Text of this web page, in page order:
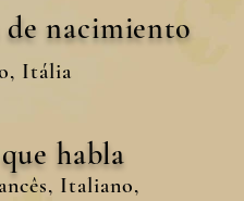
nacimiento
Itália
habla
Italiano,